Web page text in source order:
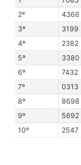
2º
4366
3º
3199
4º
2382
5º
3380
6º
7432
7º
0313
8º
8698
9º
5692
10º
2547